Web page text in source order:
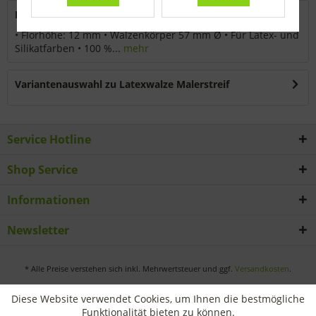
Beschreibung
• Florhöhe: 12 mm • Walzenkörper 57 mm Ø • Für Latex- und
Silikatfarben • 100 %... mehr
Variantenauswahl zu Latexwalze Malerstreif
Service Hotline
Shop Service
Informationen
Newsletter
* Alle Preise verstehen sich inkl. Mehrwertsteuer und ggf. Versandkosten.
Diese Website verwendet Cookies, um Ihnen die bestmögliche
Funktionalität bieten zu können.